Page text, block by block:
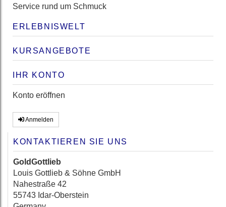
Service rund um Schmuck
ERLEBNISWELT
KURSANGEBOTE
IHR KONTO
Konto eröffnen
Anmelden
KONTAKTIEREN SIE UNS
GoldGottlieb
Louis Gottlieb & Söhne GmbH
Nahestraße 42
55743 Idar-Oberstein